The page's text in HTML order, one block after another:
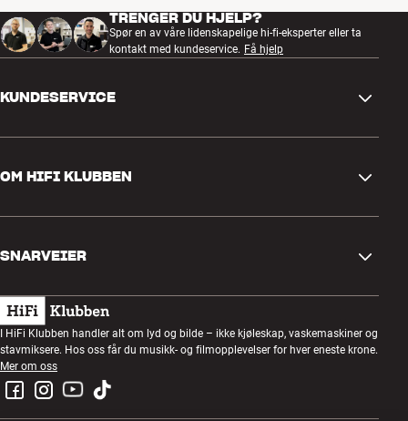
TRENGER DU HJELP?
Spør en av våre lidenskapelige hi-fi-eksperter eller ta
kontakt med kundeservice. Få hjelp
KUNDESERVICE
Retur og reklamasjon
Angre på bestilling
Handelsbetingelser
Personvernpolicy
OM HIFI KLUBBEN
Kundeklubb
Lyttekveld
Konkurranser
Jobb i HiFi Klubben
SNARVEIER
Gavekort
Bygg med lyd
Montering og installasjon
I HiFi Klubben handler alt om lyd og bilde – ikke kjøleskap, vaskemaskiner og
stavmiksere. Hos oss får du musikk- og filmopplevelser for hver eneste krone.
Mer om oss